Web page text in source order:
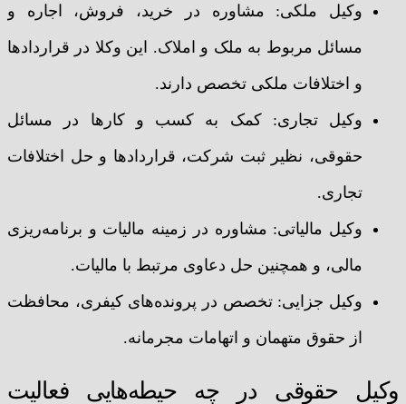
وکیل ملکی: مشاوره در خرید، فروش، اجاره و
مسائل مربوط به ملک و املاک. این وکلا در قراردادها
و اختلافات ملکی تخصص دارند.
وکیل تجاری: کمک به کسب و کارها در مسائل
حقوقی، نظیر ثبت شرکت، قراردادها و حل اختلافات
تجاری.
وکیل مالیاتی: مشاوره در زمینه مالیات و برنامه‌ریزی
مالی، و همچنین حل دعاوی مرتبط با مالیات.
وکیل جزایی: تخصص در پرونده‌های کیفری، محافظت
از حقوق متهمان و اتهامات مجرمانه.
وکیل حقوقی در چه حیطه‌هایی فعالیت